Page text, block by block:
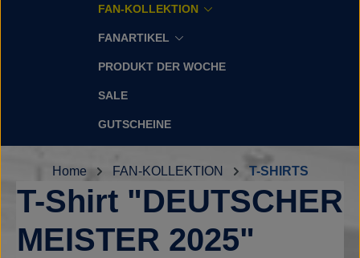
FAN-KOLLEKTION
FANARTIKEL
PRODUKT DER WOCHE
SALE
GUTSCHEINE
Home FAN-KOLLEKTION T-SHIRTS
T-Shirt "DEUTSCHER
MEISTER 2025"